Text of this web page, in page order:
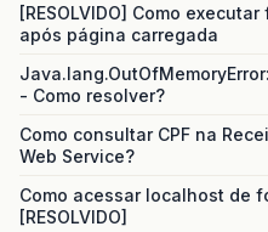
[RESOLVIDO] Como
após página carregada
- Como resolver?
Como consultar CPF na
Web Service?
Como acessar localhost de
[RESOLVIDO]